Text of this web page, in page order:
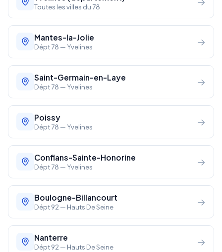
Toutes les villes du 78
Mantes-la-Jolie
Dépt 78 — Yvelines →
Saint-Germain-en-Laye
Dépt 78 — Yvelines →
Poissy
Dépt 78 — Yvelines →
Conflans-Sainte-Honorine
Dépt 78 — Yvelines →
Boulogne-Billancourt
Dépt 92 — Hauts De Seine →
Nanterre
Dépt 92 — Hauts De Seine →